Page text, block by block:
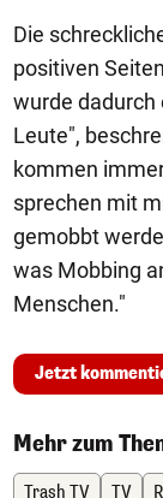
Die
positiven
wurde dadurch
Leute",
kommen
sprechen mit
gemobbt
was Mobbing
Menschen."
Jetzt
Mehr zum
Trash TV TV